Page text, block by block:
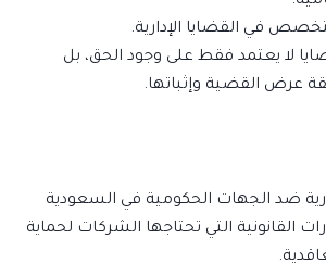
في القضايا الإدارية.
لا يعتمد فقط على وجود الحق، بل
عرض القضية وإثباتها.
ضد الجهات الحكومية في السعودية
القانونية التي تحتاجها الشركات لحماية